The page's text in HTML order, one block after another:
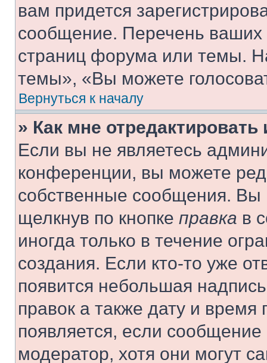
вам придется
сообщение. Перечень ваших
страниц форума или темы.
темы», «Вы можете
Вернуться к началу
» Как мне
Если вы не являетесь
конференции, вы можете
собственные сообщения. Вы
щелкнув по кнопке правка в
иногда только в течение
создания. Если кто-то уже
появится небольшая
правок а также дату и
появляется, если
модератор, хотя они могут